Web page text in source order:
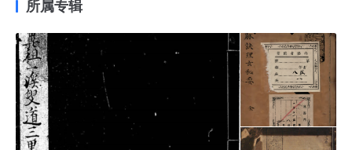
所属专辑